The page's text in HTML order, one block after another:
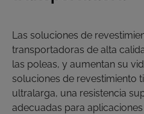
Las soluciones de
transportadoras de alta
las poleas, y aumentan su
soluciones de revestimiento
ultralarga, una resistencia
adecuadas para